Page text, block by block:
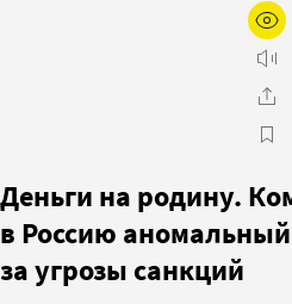
Деньги на родину.
в Россию
за угрозы санкций